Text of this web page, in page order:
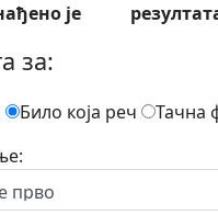
је
за:
Било која реч
Тачна